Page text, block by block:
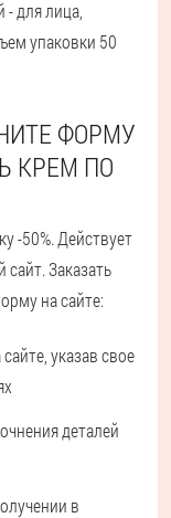
- для лица,
упаковки 50
ФОРМУ
КРЕМ ПО
-50%. Действует
Заказать
на сайте:
указав свое
деталей
в